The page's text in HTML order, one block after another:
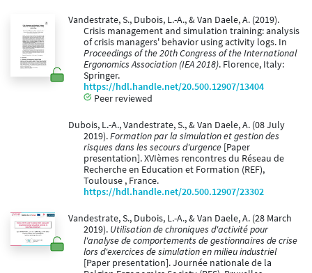
Vandestrate, S., Dubois, L.-A., & Van Daele, A. (2019).
Crisis management and simulation training: analysis
of crisis managers' behavior using activity logs. In
Proceedings of the 20th Congress of the International
Ergonomics Association (IEA 2018). Florence, Italy:
Springer.
https://hdl.handle.net/20.500.12907/13404
Peer reviewed
Dubois, L.-A., Vandestrate, S., & Van Daele, A. (08 July
2019).Formation par la simulation et gestion des
risques dans les secours d'urgence [Paper
presentation]. XVIèmes rencontres du Réseau de
Recherche en Education et Formation (REF),
Toulouse , France.
https://hdl.handle.net/20.500.12907/23302
Vandestrate, S., Dubois, L.-A., & Van Daele, A. (28 March
2019). Utilisation de chroniques d'activité pour
l'analyse de comportements de gestionnaires de crise
lors d'exercices de simulation en milieu industriel
[Paper presentation]. Journée nationale de la